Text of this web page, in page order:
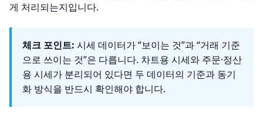
게 처리되는지입니다.
체크 포인트: 시세 데이터가 “보이는 것”과 “거래 기준
으로 쓰이는 것”은 다릅니다. 차트용 시세와 주문·정산
용 시세가 분리되어 있다면 두 데이터의 기준과 동기
화 방식을 반드시 확인해야 합니다.